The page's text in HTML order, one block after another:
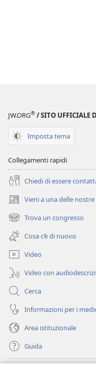
JW.ORG® / SITO UFFICIALE
Imposta tema
Collegamenti rapidi
Chiedi di essere
Vieni a una delle
(apre
una
nuova
finestra)
Trova un congresso
(apre
una
nuova
finestra)
Cosa c’è di nuovo
Video
Video con
Cerca
Informazioni per i
Area istituzionale
Guida